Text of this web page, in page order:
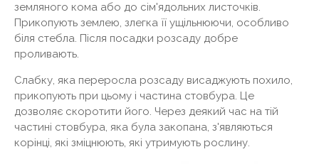
земляного кома або до сім'ядольних листочків.
Прикопують землею, злегка її ущільнюючи, особливо
біля стебла. Після посадки розсаду добре
проливають.
Слабку, яка переросла розсаду висаджують похило,
прикопують при цьому і частина стовбура. Це
дозволяє скоротити його. Через деякий час на тій
частині стовбура, яка була закопана, з'являються
корінці, які зміцнюють, які утримують рослину.